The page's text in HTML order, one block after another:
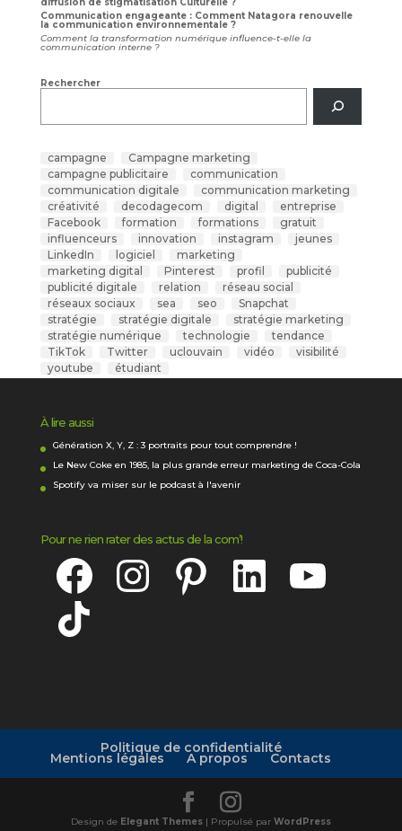
Communication engageante : Comment Natagora renouvelle
la communication environnementale ?
Comment la transformation numérique influence-t-elle la
communication interne ?
Rechercher
campagne
Campagne marketing
campagne publicitaire
communication
communication digitale
communication marketing
créativité
decodagecom digital
entreprise
Facebook
formation formations
gratuit
influenceurs
innovation instagram
jeunes
LinkedIn
logiciel
marketing
marketing digital
Pinterest profil
publicité
publicité digitale
relation
réseau social
réseaux sociaux
sea seo
Snapchat
stratégie
stratégie digitale
stratégie marketing
stratégie numérique
technologie
tendance
TikTok
Twitter uclouvain vidéo
visibilité
youtube
étudiant
À lire aussi
Génération X, Y, Z : 3 portraits pour tout comprendre !
Le New Coke en 1985, la plus grande erreur marketing de Coca-Cola
Spotify va miser sur le podcast à l'avenir
Pour ne rien rater des actus de la com’!
Facebook Instagram Pinterest LinkedIn
TikTok
Politique de confidentialité
Mentions légales A propos Contacts
Design de Elegant Themes| Propulsé par WordPress